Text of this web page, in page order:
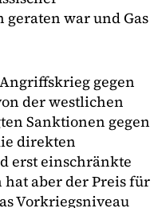
war und Gas
gegen
der westlichen
Sanktionen gegen
direkten
erst einschränkte
aber der Preis für
Vorkriegsniveau